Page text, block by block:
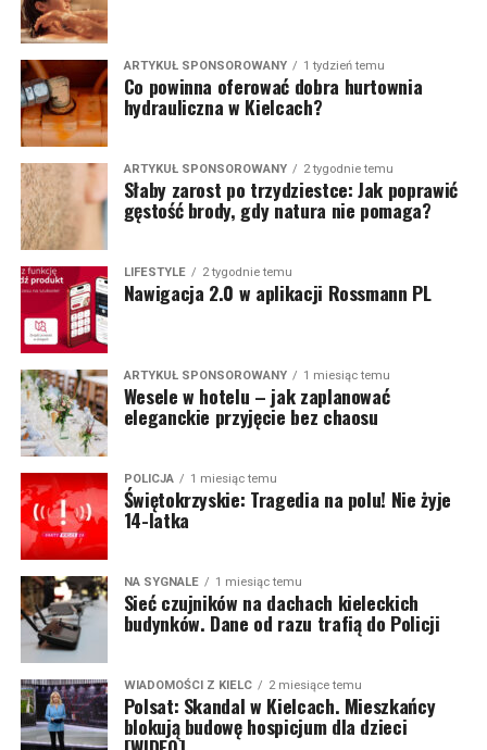
ARTYKUŁ SPONSOROWANY 1 tydzień temu
Co powinna oferować dobra hurtownia
hydrauliczna w Kielcach?
ARTYKUŁ SPONSOROWANY 2 tygodnie temu
Słaby zarost po trzydziestce: Jak poprawić
gęstość brody, gdy natura nie pomaga?
LIFESTYLE 2 tygodnie temu
Nawigacja 2.0 w aplikacji Rossmann PL
ARTYKUŁ SPONSOROWANY 1 miesiąc temu
Wesele w hotelu – jak zaplanować
eleganckie przyjęcie bez chaosu
POLICJA 1 miesiąc temu
Świętokrzyskie: Tragedia na polu! Nie żyje
14-latka
NA SYGNALE 1 miesiąc temu
Sieć czujników na dachach kieleckich
budynków. Dane od razu trafią do Policji
WIADOMOŚCI Z KIELC 2 miesiące temu
Polsat: Skandal w Kielcach. Mieszkańcy
blokują budowę hospicjum dla dzieci